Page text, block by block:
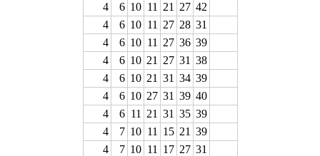
4
6 10 11 21 27 42
4
6 10 11 27 28 31
4
6 10 11 27 36 39
4
6 10 21 27 31 38
4
6 10 21 31 34 39
4
6 10 27 31 39 40
4
6 11 21 31 35 39
4
7 10 11 15 21 39
4
7 10 11 17 27 31